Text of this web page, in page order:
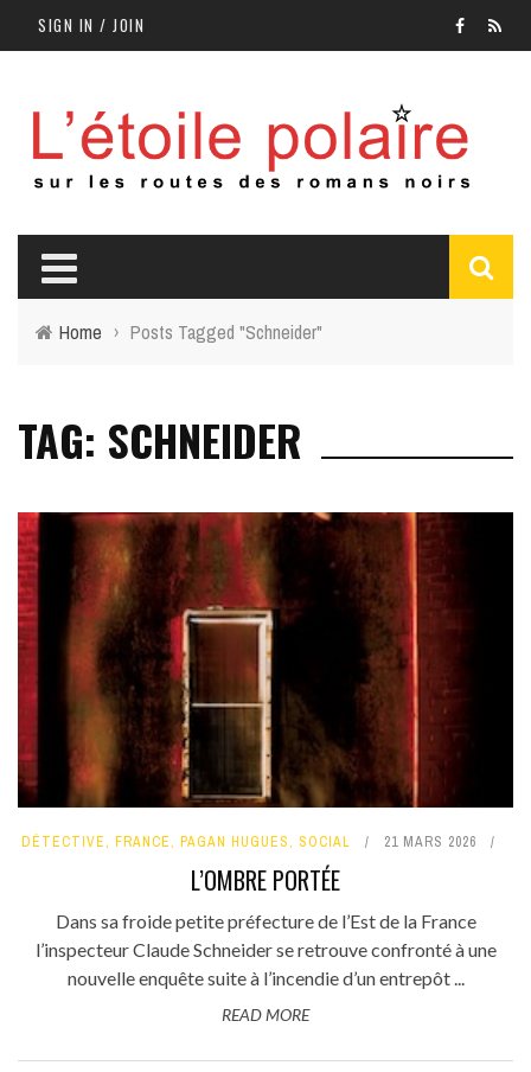
SIGN IN / JOIN
Home › Posts Tagged "Schneider"
TAG: SCHNEIDER
DÉTECTIVE, FRANCE, PAGAN HUGUES, SOCIAL 21 MARS 2026
L’OMBRE PORTÉE
Dans sa froide petite préfecture de l’Est de la France
l’inspecteur Claude Schneider se retrouve confronté à une
nouvelle enquête suite à l’incendie d’un entrepôt ...
READ MORE